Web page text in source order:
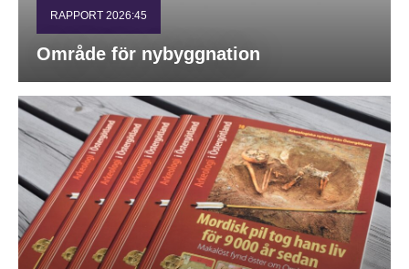
RAPPORT 2026:45
Område för nybyggnation